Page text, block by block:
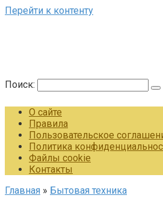
Перейти к контенту
Поиск:
О сайте
Правила
Пользовательское
Политика
Файлы cookie
Контакты
Главная » Бытовая техника